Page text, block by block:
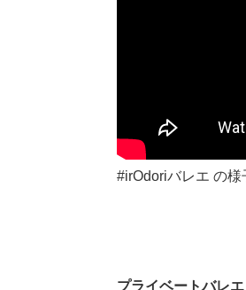
#irOdoriバレエ の様
プライベートバレ